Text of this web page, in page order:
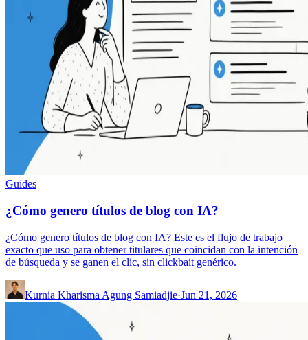
Guides
¿Cómo genero títulos de blog con IA?
¿Cómo genero títulos de blog con IA? Este es el flujo de trabajo
exacto que uso para obtener titulares que coincidan con la intención
de búsqueda y se ganen el clic, sin clickbait genérico.
Kurnia Kharisma Agung Samiadjie·Jun 21, 2026